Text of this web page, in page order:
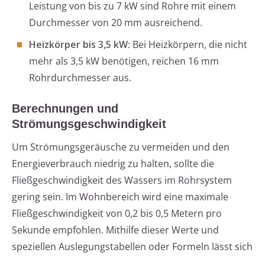
Leistung von bis zu 7 kW sind Rohre mit einem
Durchmesser von 20 mm ausreichend.
Heizkörper bis 3,5 kW: Bei Heizkörpern, die nicht
mehr als 3,5 kW benötigen, reichen 16 mm
Rohrdurchmesser aus.
Berechnungen und
Strömungsgeschwindigkeit
Um Strömungsgeräusche zu vermeiden und den
Energieverbrauch niedrig zu halten, sollte die
Fließgeschwindigkeit des Wassers im Rohrsystem
gering sein. Im Wohnbereich wird eine maximale
Fließgeschwindigkeit von 0,2 bis 0,5 Metern pro
Sekunde empfohlen. Mithilfe dieser Werte und
speziellen Auslegungstabellen oder Formeln lässt sich